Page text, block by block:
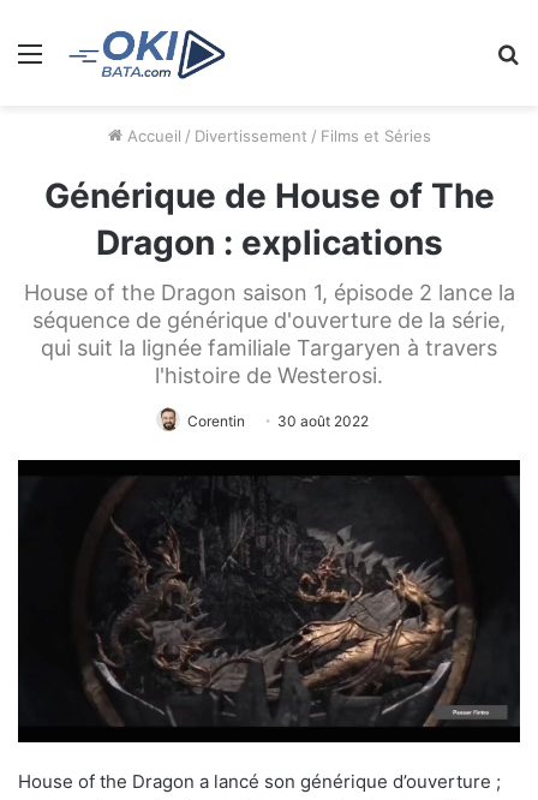
Menu
Accueil / Divertissement / Films et Séries
Générique de House of The
Dragon : explications
House of the Dragon saison 1, épisode 2 lance la
séquence de générique d'ouverture de la série,
qui suit la lignée familiale Targaryen à travers
l'histoire de Westerosi.
Corentin 30 août 2022
House of the Dragon a lancé son générique d’ouverture ;